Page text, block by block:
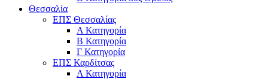
Θεσσαλία
ΕΠΣ Θεσσαλίας
Α Κατηγορία
Β Κατηγορία
Γ Κατηγορία
ΕΠΣ Καρδίτσας
Α Κατηγορία